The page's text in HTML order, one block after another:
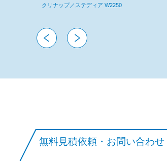
クリナップ／ラクエラ W2100
無料見積依頼・お問い合わせ